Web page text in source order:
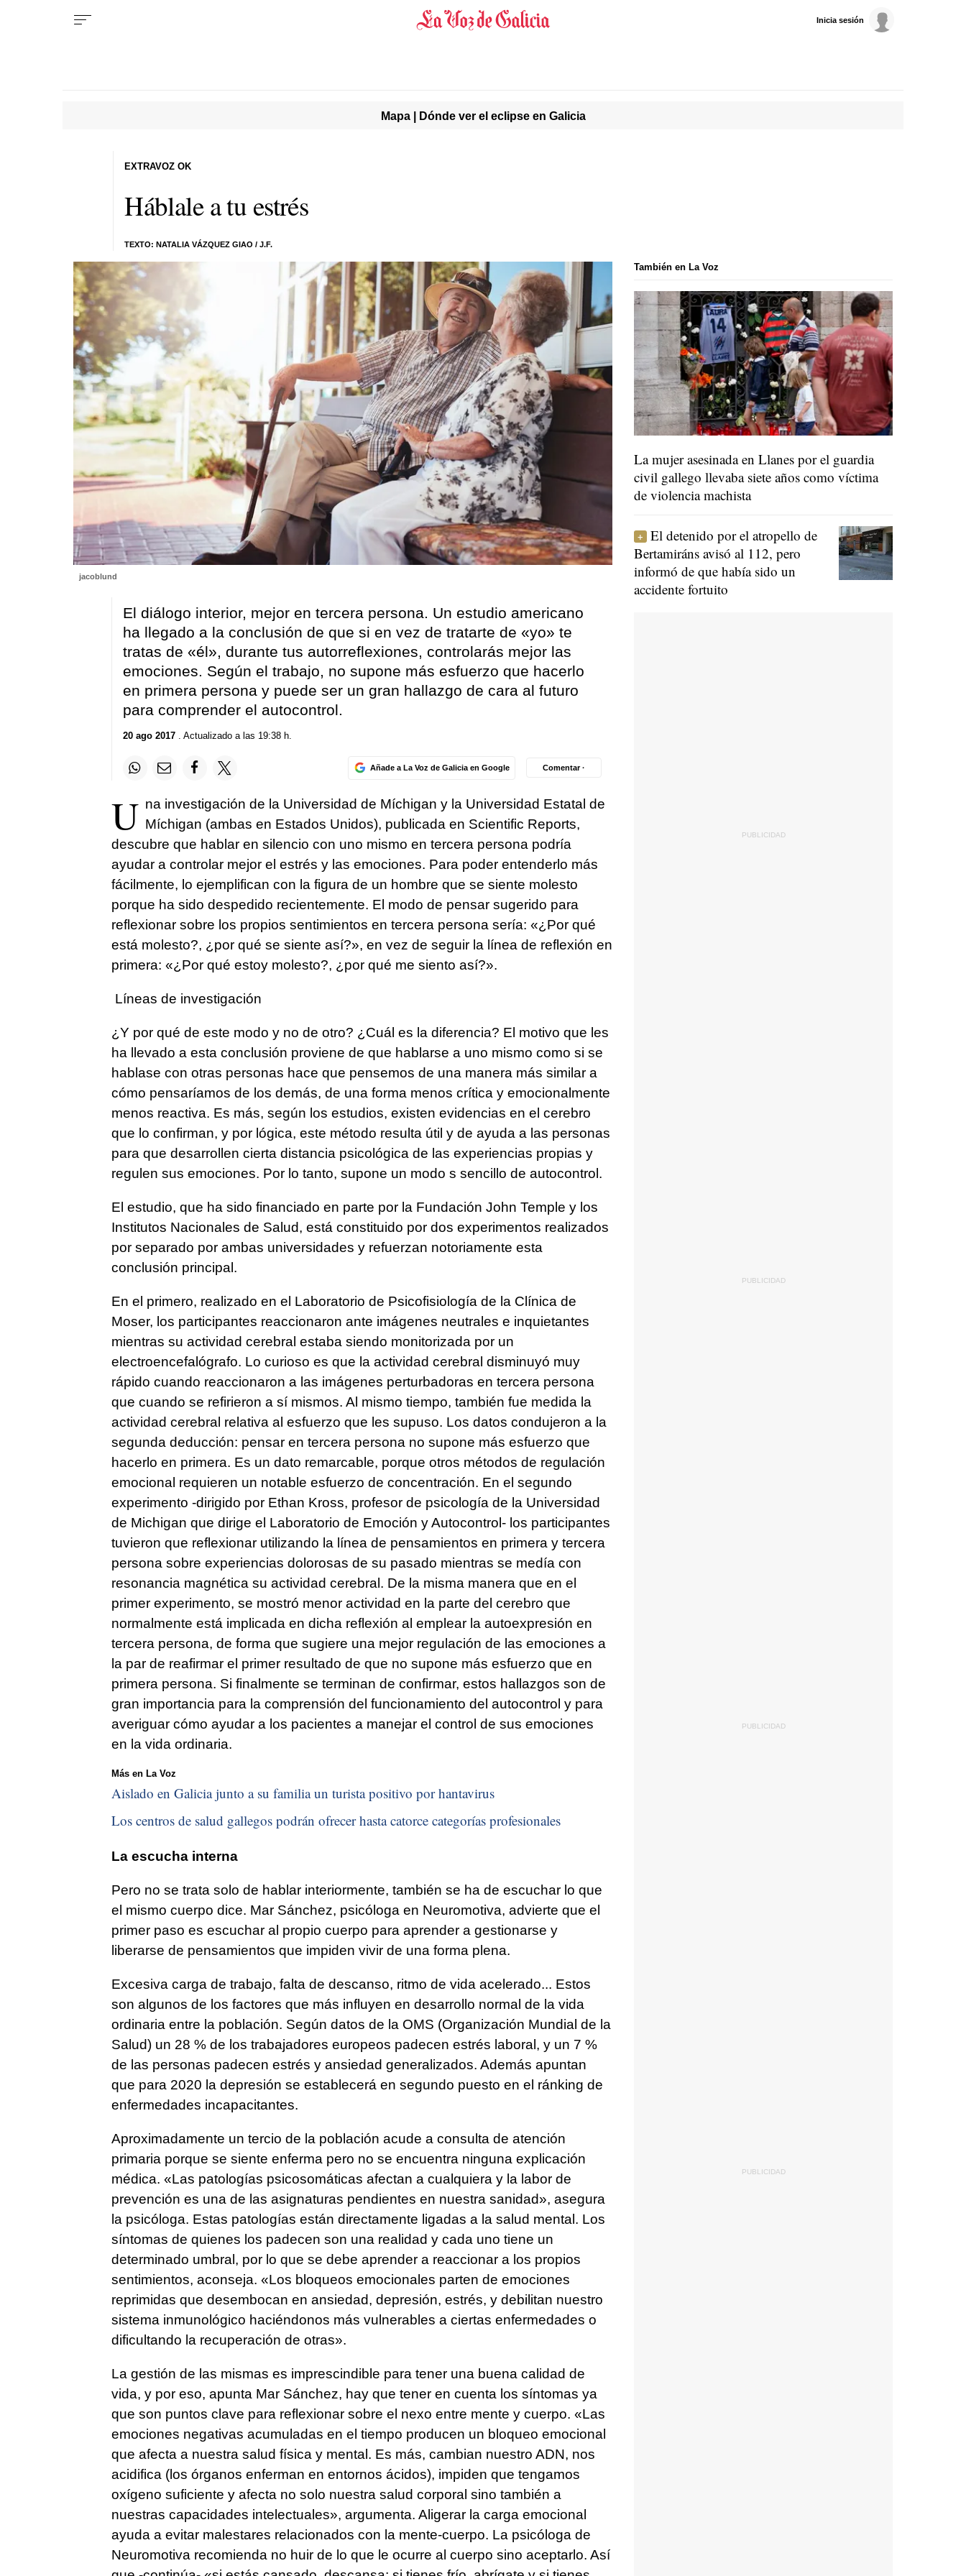
Inicia sesión
Mapa | Dónde ver el eclipse en Galicia
Háblale a tu estrés
TEXTO: NATALIA VÁZQUEZ GIAO / J.F.
EXTRAVOZ OK
jacoblund
El diálogo interior, mejor en tercera persona. Un estudio americano
ha llegado a la conclusión de que si en vez de tratarte de «yo» te
tratas de «él», durante tus autorreflexiones, controlarás mejor las
emociones. Según el trabajo, no supone más esfuerzo que hacerlo
en primera persona y puede ser un gran hallazgo de cara al futuro
para comprender el autocontrol.
20 ago 2017. Actualizado a las 19:38 h.
Añade a La Voz de Galicia en Google Comentar ·
U na investigación de la Universidad de Míchigan y la Universidad Estatal de
Míchigan (ambas en Estados Unidos), publicada en Scientific Reports,
descubre que hablar en silencio con uno mismo en tercera persona podría
ayudar a controlar mejor el estrés y las emociones. Para poder entenderlo más
fácilmente, lo ejemplifican con la figura de un hombre que se siente molesto
porque ha sido despedido recientemente. El modo de pensar sugerido para
reflexionar sobre los propios sentimientos en tercera persona sería: «¿Por qué
está molesto?, ¿por qué se siente así?», en vez de seguir la línea de reflexión en
primera: «¿Por qué estoy molesto?, ¿por qué me siento así?».
Líneas de investigación
¿Y por qué de este modo y no de otro? ¿Cuál es la diferencia? El motivo que les
ha llevado a esta conclusión proviene de que hablarse a uno mismo como si se
hablase con otras personas hace que pensemos de una manera más similar a
cómo pensaríamos de los demás, de una forma menos crítica y emocionalmente
menos reactiva. Es más, según los estudios, existen evidencias en el cerebro
que lo confirman, y por lógica, este método resulta útil y de ayuda a las personas
para que desarrollen cierta distancia psicológica de las experiencias propias y
regulen sus emociones. Por lo tanto, supone un modo s sencillo de autocontrol.
El estudio, que ha sido financiado en parte por la Fundación John Temple y los
Institutos Nacionales de Salud, está constituido por dos experimentos realizados
por separado por ambas universidades y refuerzan notoriamente esta
conclusión principal.
En el primero, realizado en el Laboratorio de Psicofisiología de la Clínica de
Moser, los participantes reaccionaron ante imágenes neutrales e inquietantes
mientras su actividad cerebral estaba siendo monitorizada por un
electroencefalógrafo. Lo curioso es que la actividad cerebral disminuyó muy
rápido cuando reaccionaron a las imágenes perturbadoras en tercera persona
que cuando se refirieron a sí mismos. Al mismo tiempo, también fue medida la
actividad cerebral relativa al esfuerzo que les supuso. Los datos condujeron a la
segunda deducción: pensar en tercera persona no supone más esfuerzo que
hacerlo en primera. Es un dato remarcable, porque otros métodos de regulación
emocional requieren un notable esfuerzo de concentración. En el segundo
experimento -dirigido por Ethan Kross, profesor de psicología de la Universidad
de Michigan que dirige el Laboratorio de Emoción y Autocontrol- los participantes
tuvieron que reflexionar utilizando la línea de pensamientos en primera y tercera
persona sobre experiencias dolorosas de su pasado mientras se medía con
resonancia magnética su actividad cerebral. De la misma manera que en el
primer experimento, se mostró menor actividad en la parte del cerebro que
normalmente está implicada en dicha reflexión al emplear la autoexpresión en
tercera persona, de forma que sugiere una mejor regulación de las emociones a
la par de reafirmar el primer resultado de que no supone más esfuerzo que en
primera persona. Si finalmente se terminan de confirmar, estos hallazgos son de
gran importancia para la comprensión del funcionamiento del autocontrol y para
averiguar cómo ayudar a los pacientes a manejar el control de sus emociones
en la vida ordinaria.
Más en La Voz
Aislado en Galicia junto a su familia un turista positivo por hantavirus
Los centros de salud gallegos podrán ofrecer hasta catorce categorías profesionales
La escucha interna
Pero no se trata solo de hablar interiormente, también se ha de escuchar lo que
el mismo cuerpo dice. Mar Sánchez, psicóloga en Neuromotiva, advierte que el
primer paso es escuchar al propio cuerpo para aprender a gestionarse y
liberarse de pensamientos que impiden vivir de una forma plena.
Excesiva carga de trabajo, falta de descanso, ritmo de vida acelerado... Estos
son algunos de los factores que más influyen en desarrollo normal de la vida
ordinaria entre la población. Según datos de la OMS (Organización Mundial de la
Salud) un 28 % de los trabajadores europeos padecen estrés laboral, y un 7 %
de las personas padecen estrés y ansiedad generalizados. Además apuntan
que para 2020 la depresión se establecerá en segundo puesto en el ránking de
enfermedades incapacitantes.
Aproximadamente un tercio de la población acude a consulta de atención
primaria porque se siente enferma pero no se encuentra ninguna explicación
médica. «Las patologías psicosomáticas afectan a cualquiera y la labor de
prevención es una de las asignaturas pendientes en nuestra sanidad», asegura
la psicóloga. Estas patologías están directamente ligadas a la salud mental. Los
síntomas de quienes los padecen son una realidad y cada uno tiene un
determinado umbral, por lo que se debe aprender a reaccionar a los propios
sentimientos, aconseja. «Los bloqueos emocionales parten de emociones
reprimidas que desembocan en ansiedad, depresión, estrés, y debilitan nuestro
sistema inmunológico haciéndonos más vulnerables a ciertas enfermedades o
dificultando la recuperación de otras».
La gestión de las mismas es imprescindible para tener una buena calidad de
vida, y por eso, apunta Mar Sánchez, hay que tener en cuenta los síntomas ya
que son puntos clave para reflexionar sobre el nexo entre mente y cuerpo. «Las
emociones negativas acumuladas en el tiempo producen un bloqueo emocional
que afecta a nuestra salud física y mental. Es más, cambian nuestro ADN, nos
acidifica (los órganos enferman en entornos ácidos), impiden que tengamos
oxígeno suficiente y afecta no solo nuestra salud corporal sino también a
nuestras capacidades intelectuales», argumenta. Aligerar la carga emocional
ayuda a evitar malestares relacionados con la mente-cuerpo. La psicóloga de
Neuromotiva recomienda no huir de lo que le ocurre al cuerpo sino aceptarlo. Así
También en La Voz
La mujer asesinada en Llanes por el guardia
civil gallego llevaba siete años como víctima
de violencia machista
El detenido por el atropello de
Bertamiráns avisó al 112, pero
informó de que había sido un
accidente fortuito